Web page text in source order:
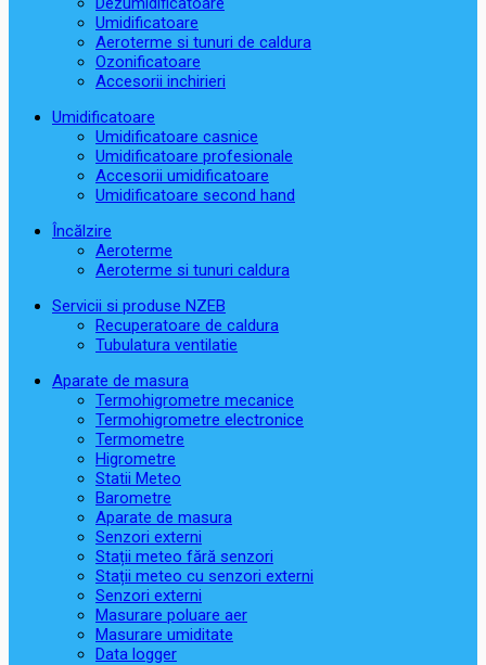
Umidificatoare
Aeroterme si tunuri de caldura
Ozonificatoare
Accesorii inchirieri
Umidificatoare
Umidificatoare casnice
Umidificatoare profesionale
Accesorii umidificatoare
Umidificatoare second hand
Încălzire
Aeroterme
Aeroterme si tunuri caldura
Servicii si produse NZEB
Recuperatoare de caldura
Tubulatura ventilatie
Aparate de masura
Termohigrometre mecanice
Termohigrometre electronice
Termometre
Higrometre
Statii Meteo
Barometre
Aparate de masura
Senzori externi
Stații meteo fără senzori
Stații meteo cu senzori externi
Senzori externi
Masurare poluare aer
Masurare umiditate
Data logger